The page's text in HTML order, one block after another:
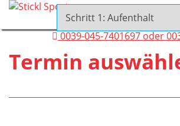
0039-045-7401697 oder
Termin